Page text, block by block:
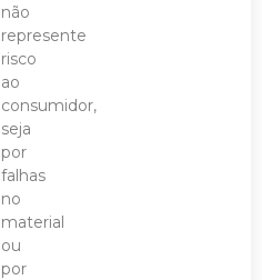
não
represente
risco
ao
consumidor,
seja
por
falhas
no
material
ou
por